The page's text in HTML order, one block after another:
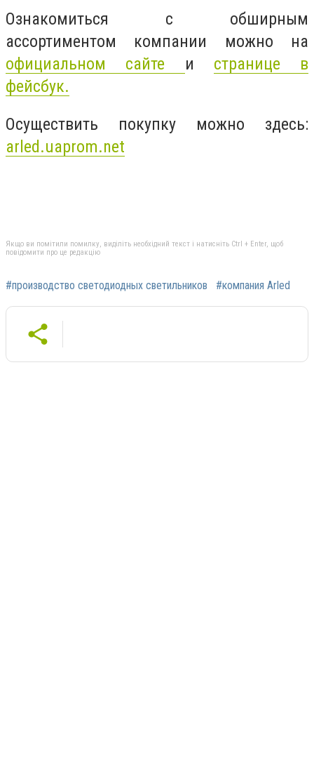
Ознакомиться с обширным
ассортиментом компании можно на
официальном сайте и странице в
фейсбук.
Осуществить покупку можно здесь:
arled.uaprom.net
Якщо ви помітили помилку, виділіть необхідний текст і натисніть Ctrl + Enter, щоб
повідомити про це редакцію
#производство светодиодных светильников #компания Arled